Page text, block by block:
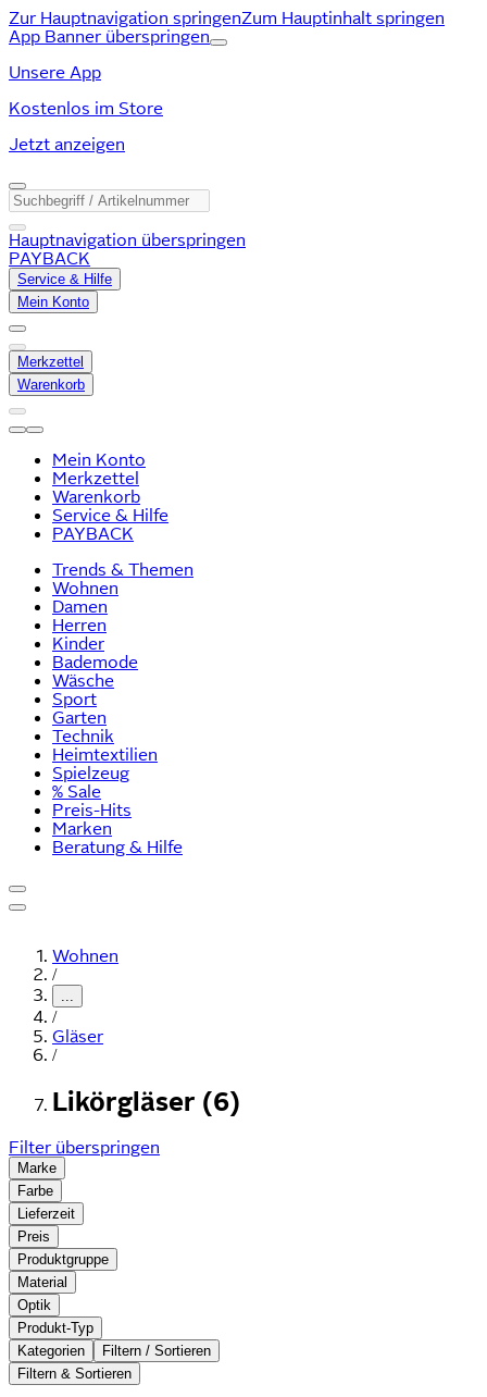
Zur Hauptnavigation springenZum Hauptinhalt springen
App Banner überspringen
Unsere App
Kostenlos im Store
Jetzt anzeigen
Hauptnavigation überspringen
PAYBACK
Service & Hilfe
Mein Konto
Merkzettel
Warenkorb
Mein Konto
Merkzettel
Warenkorb
Service & Hilfe
PAYBACK
Trends & Themen
Wohnen
Damen
Herren
Kinder
Bademode
Wäsche
Sport
Garten
Technik
Heimtextilien
Spielzeug
% Sale
Preis-Hits
Marken
Beratung & Hilfe
Wohnen
/
...
/
Gläser
/
Likörgläser (6)
Filter überspringen
Marke
Farbe
Lieferzeit
Preis
Produktgruppe
Material
Optik
Produkt-Typ
Kategorien
Filtern / Sortieren
Filtern & Sortieren